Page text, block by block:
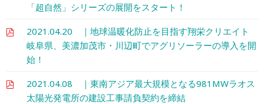
「超自然」シリーズの展開をスタート！
2021.04.20 ｜地球温暖化防止を目指す翔栄クリエイト
岐阜県、美濃加茂市・川辺町でアグリソーラーの導入を開
始！
2021.04.08 ｜東南アジア最大規模となる981MWラオス
太陽光発電所の建設工事請負契約を締結